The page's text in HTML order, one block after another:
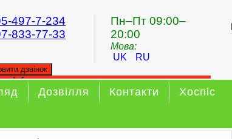
497-7-234
833-77-33
Пн–Пт 09:00–
20:00
Мова:
UK
RU
дзвінок
form
callback has been sent sucessfully
Дозвілля Контакти
Хоспіс